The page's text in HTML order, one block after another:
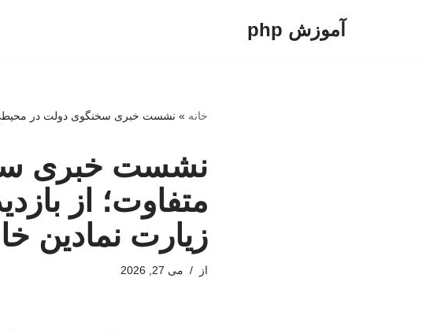
آموزش php
خانه » نشست خبری سخنگوی دولت در محیطی
نشست خبری
متفاوت؛ از
زیارت نمادین
از می 27, 2026